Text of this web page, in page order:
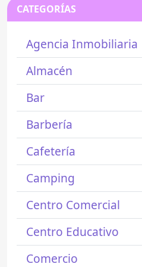
CATEGORÍAS
Agencia Inmobiliaria
Almacén
Bar
Barbería
Cafetería
Camping
Centro Comercial
Centro Educativo
Comercio